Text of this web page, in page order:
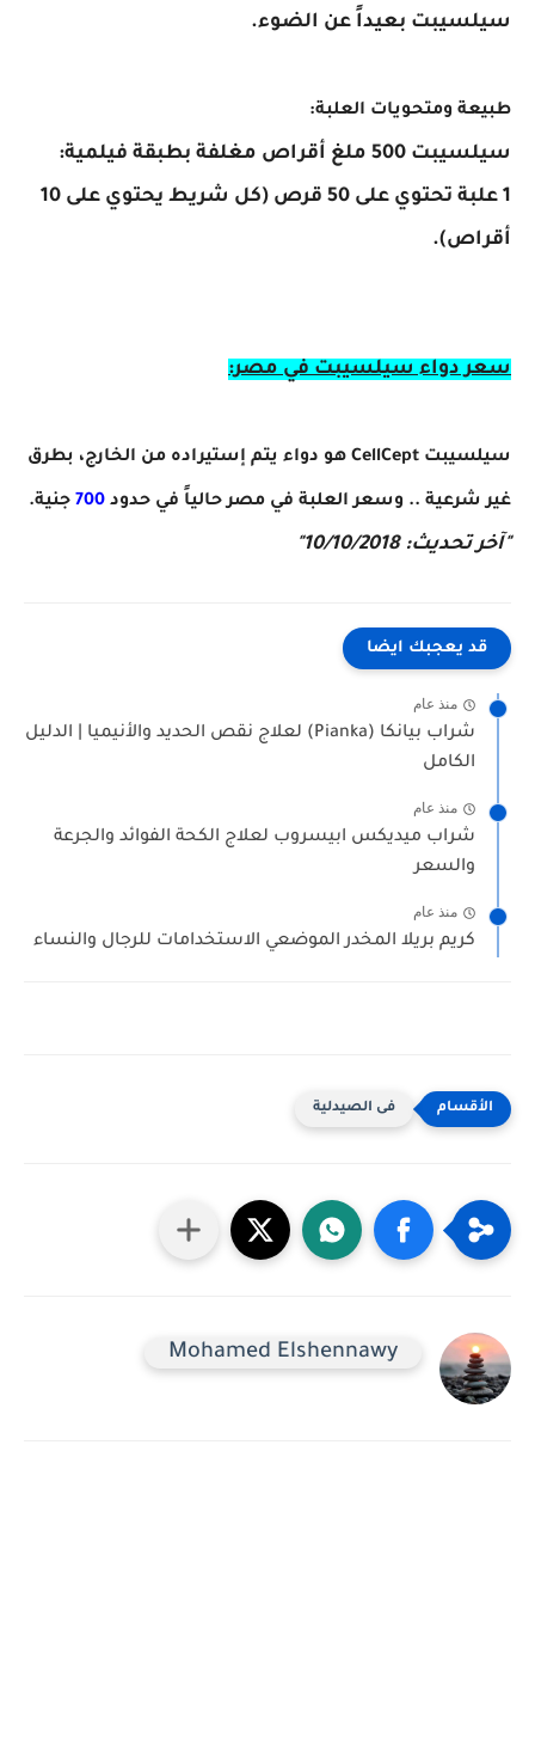
سيلسيبت بعيداً عن الضوء.
طبيعة ومتحويات العلبة:
سيلسيبت 500 ملغ أقراص مغلفة بطبقة فيلمية:
1 علبة تحتوي على 50 قرص (كل شريط يحتوي على 10
أقراص).
سعر دواء سيلسيبت في مصر:
سيلسيبت CellCept هو دواء يتم إستيراده من الخارج، بطرق
غير شرعية .. وسعر العلبة في مصر حالياً في حدود 700 جنية.
"آخر تحديث: 10/10/2018"
قد يعجبك ايضا
منذ عام
شراب بيانكا (Pianka) لعلاج نقص الحديد والأنيميا | الدليل
الكامل
منذ عام
شراب ميديكس ابيسروب لعلاج الكحة الفوائد والجرعة
والسعر
منذ عام
كريم بريلا المخدر الموضعي الاستخدامات للرجال والنساء
فى الصيدلية
Mohamed Elshennawy